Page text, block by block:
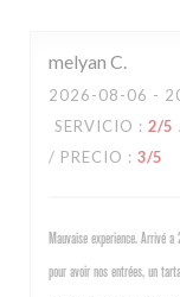
melyan C
2026-08-06 -
SERVICIO : 2/5
/ PRECIO : 3/5
Mauvaise experience. Arrivé
pour avoir nos entrées, un